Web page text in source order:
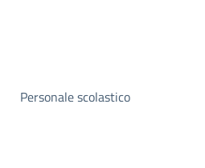
Personale scolastico